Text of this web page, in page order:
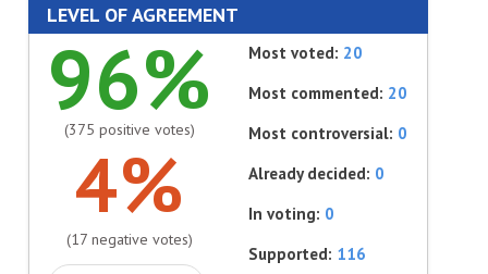
LEVEL OF AGREEMENT
96%
(375 positive votes)
4%
(17 negative votes)
Most voted: 20
Most commented: 20
Most controversial: 0
Already decided: 0
In voting: 0
Supported: 116